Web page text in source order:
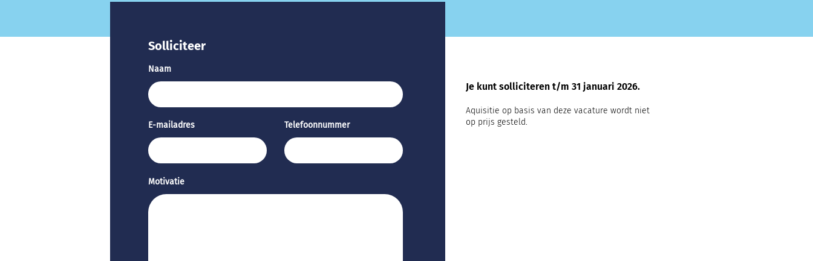
Solliciteer
Naam
E-mailadres Telefoonnummer
Motivatie
Je kunt solliciteren t/m 31 januari 2026.
Aquisitie op basis van deze vacature wordt niet
op prijs gesteld.